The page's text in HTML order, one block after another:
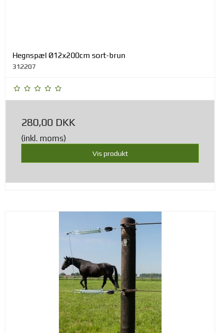
Hegnspæl Ø12x200cm sort-brun
312207
280,00 DKK
(inkl. moms)
Vis produkt